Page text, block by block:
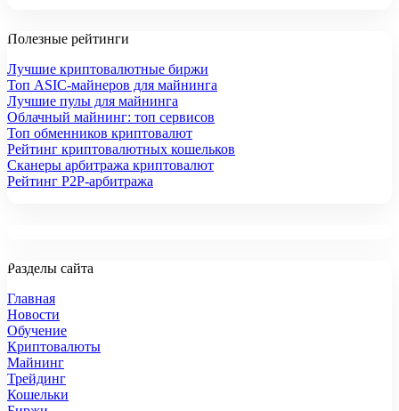
Полезные рейтинги
Лучшие криптовалютные биржи
Топ ASIC-майнеров для майнинга
Лучшие пулы для майнинга
Облачный майнинг: топ сервисов
Топ обменников криптовалют
Рейтинг криптовалютных кошельков
Сканеры арбитража криптовалют
Рейтинг P2P-арбитража
Разделы сайта
Главная
Новости
Обучение
Криптовалюты
Майнинг
Трейдинг
Кошельки